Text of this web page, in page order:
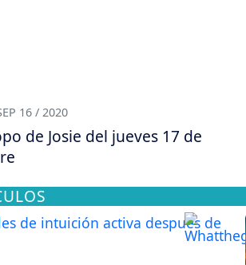
16 / 2020
de Josie del jueves 17 de